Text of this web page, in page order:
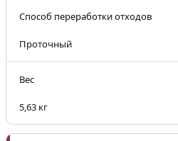
Способ переработки отходов
Проточный
Вес
5,63 кг